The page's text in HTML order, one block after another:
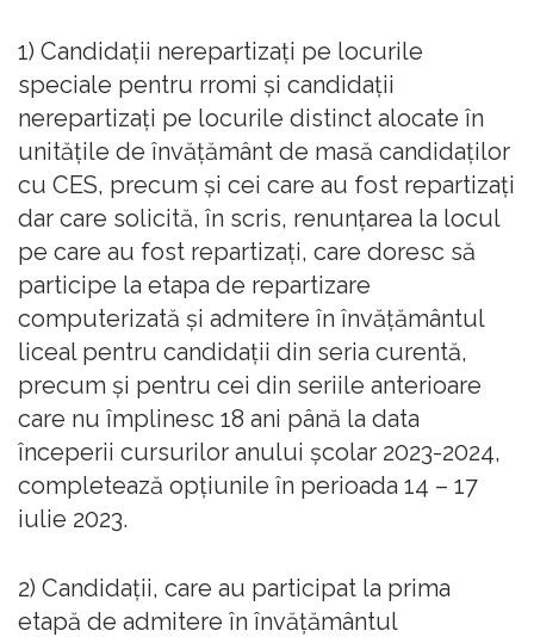
1) Candidații nerepartizați pe locurile
speciale pentru rromi și candidații
nerepartizați pe locurile distinct alocate în
unitățile de învățământ de masă candidaților
cu CES, precum și cei care au fost repartizați
dar care solicită, în scris, renunțarea la locul
pe care au fost repartizați, care doresc să
participe la etapa de repartizare
computerizată și admitere în învățământul
liceal pentru candidații din seria curentă,
precum și pentru cei din seriile anterioare
care nu împlinesc 18 ani până la data
începerii cursurilor anului școlar 2023-2024,
completează opțiunile în perioada 14 – 17
iulie 2023.
2) Candidații, care au participat la prima
etapă de admitere în învățământul